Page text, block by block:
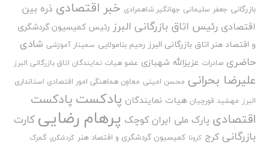
بازرگانی جعفر سلیمانی جهانگیر شاهمرادی خبر اقتصادی ذره بین
اقتصادی رئیس اتاق بازرگانی البرز رئیس کمیسیون گردشگری
و اقتصاد هنر اتاق بازرگانی البرز رحیم بنامولایی سمینار آموزشی شادی
حاضری صادرات عزیزالله شهبازی عضو هیات نمایندگان اتاق بازرگانی البرز
علیرضا بحرانی محسن امینی معاون هماهنگی امور اقتصادی استانداری
البرز مهشید قورچیان هیات نمایندگان پادکست پادکست
اقتصادی پارک ملی ایران کوچک پرهام رضایی کارت
بازرگانی کرج کرونا کمیسیون گردشگری و اقتصاد هنر گردشگری گمرک